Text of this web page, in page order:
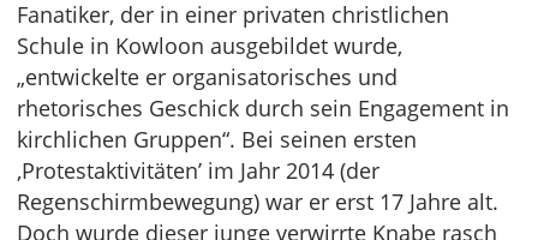
Fanatiker, der in einer privaten christlichen
Schule in Kowloon ausgebildet wurde,
„entwickelte er organisatorisches und
rhetorisches Geschick durch sein Engagement in
kirchlichen Gruppen“. Bei seinen ersten
‚Protestaktivitäten’ im Jahr 2014 (der
Regenschirmbewegung) war er erst 17 Jahre alt.
Doch wurde dieser junge verwirrte Knabe rasch